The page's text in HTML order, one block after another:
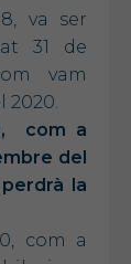
va ser
31 de
vam
2020.
com a
del
la
com a